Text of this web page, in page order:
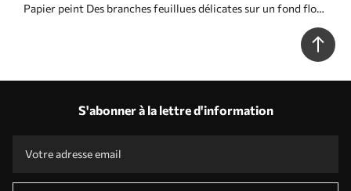
Papier peint Des branches feuillues délicates sur un fond flou
S'abonner à la lettre d'information